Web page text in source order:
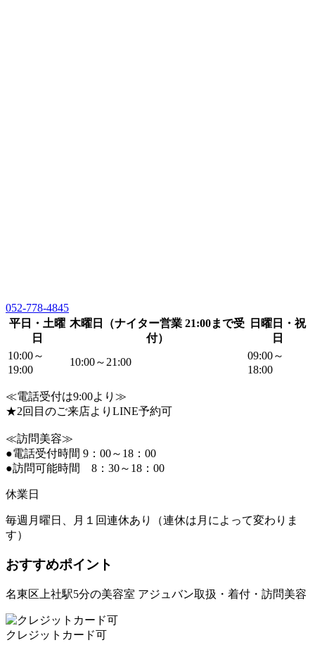
052-778-4845
平日・土曜
日
木曜日（ナイター営業 21:00まで受
付）
日曜日・祝
日
10:00～
19:00
10:00～21:00
09:00～
18:00
≪電話受付は9:00より≫
★2回目のご来店よりLINE予約可
≪訪問美容≫
●電話受付時間 9：00～18：00
●訪問可能時間 8：30～18：00
休業日
毎週月曜日、月１回連休あり（連休は月によって変わりま
す）
おすすめポイント
名東区上社駅5分の美容室 アジュバン取扱・着付・訪問美容
クレジットカード可